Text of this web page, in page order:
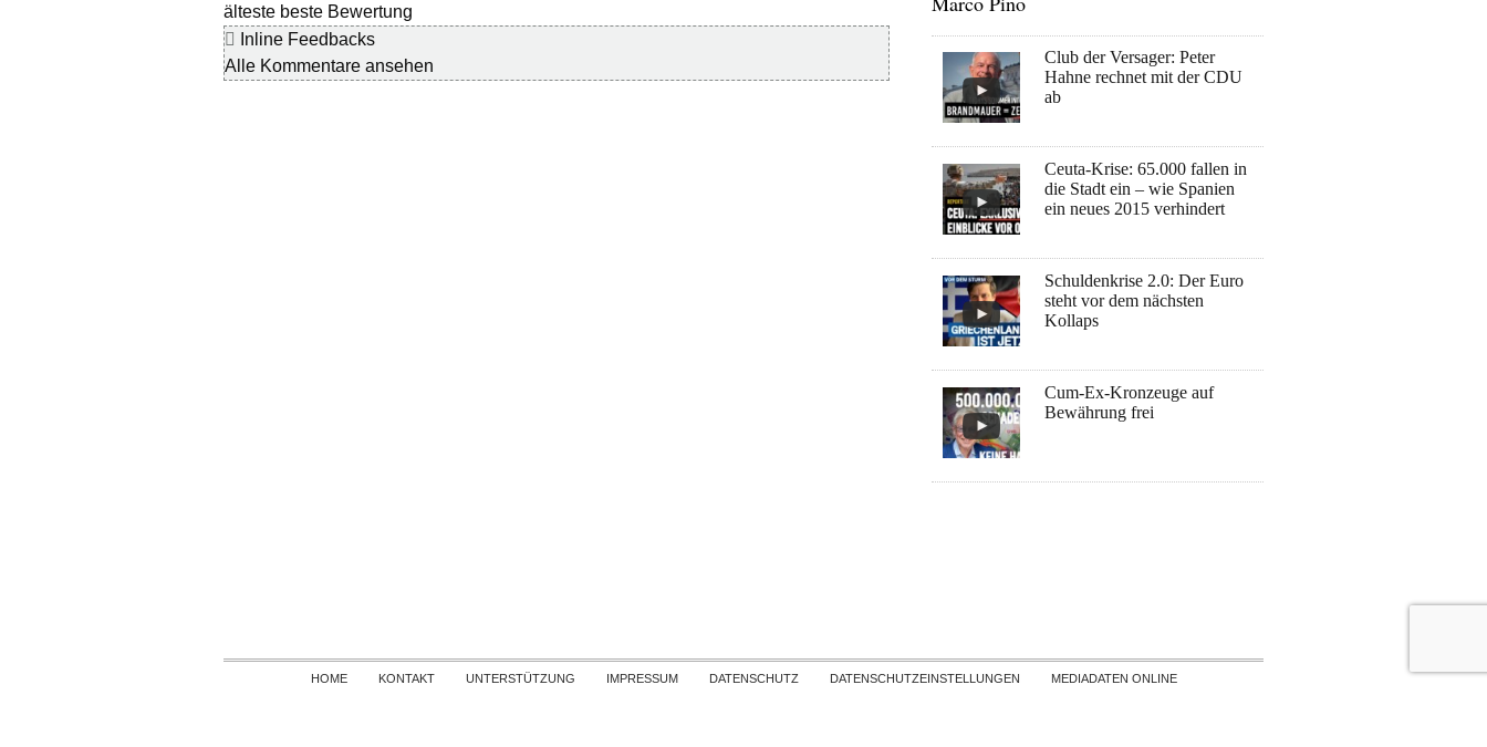
älteste beste Bewertung
Inline Feedbacks
Alle Kommentare ansehen
Club der Versager: Peter
Hahne rechnet mit der CDU
ab
Ceuta-Krise: 65.000 fallen in
die Stadt ein – wie Spanien
ein neues 2015 verhindert
Schuldenkrise 2.0: Der Euro
steht vor dem nächsten
Kollaps
Cum-Ex-Kronzeuge auf
Bewährung frei
Skip to content
HOME KONTAKT UNTERSTÜTZUNG IMPRESSUM DATENSCHUTZ DATENSCHUTZEINSTELLUNGEN
MEDIADATEN ONLINE